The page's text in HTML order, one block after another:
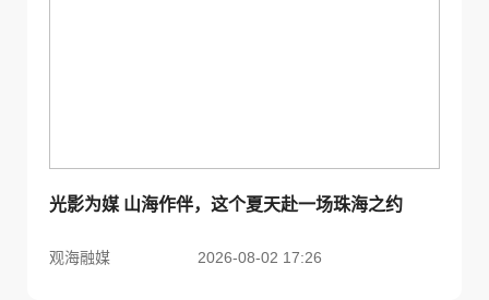
光影为媒 山海作伴，这个夏天赴一场珠海之约
观海融媒 2026-08-02 17:26